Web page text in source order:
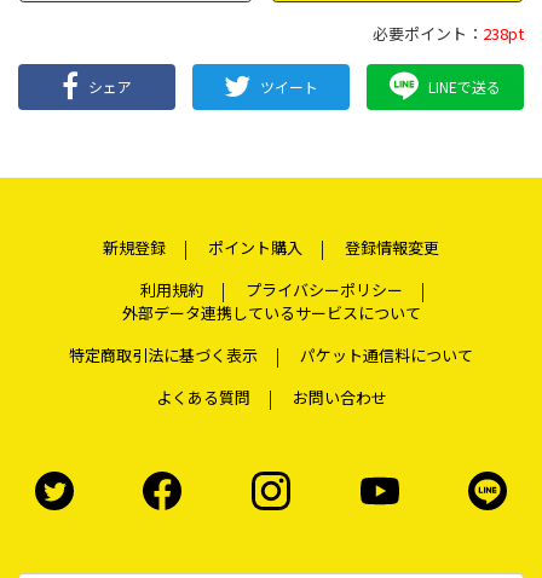
必要ポイント： 238pt
シェア ツイート LINEで送る
新規登録 ポイント購入
登録情報変更
利用規約
プライバシーポリシー
外部データ連携しているサービスについて
特定商取引法に基づく表示
パケット通信料について
よくある質問
お問い合わせ